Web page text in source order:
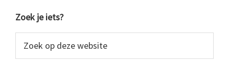
Primaire
Sidebar
Zoek je iets?
op